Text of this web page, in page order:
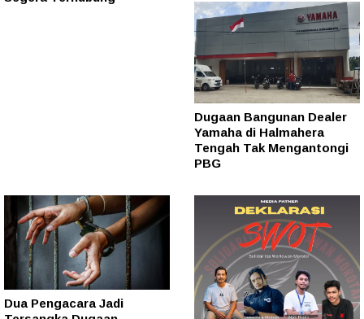
Dugaan Bangunan Dealer
Yamaha di Halmahera
Tengah Tak Mengantongi
PBG
Dua Pengacara Jadi